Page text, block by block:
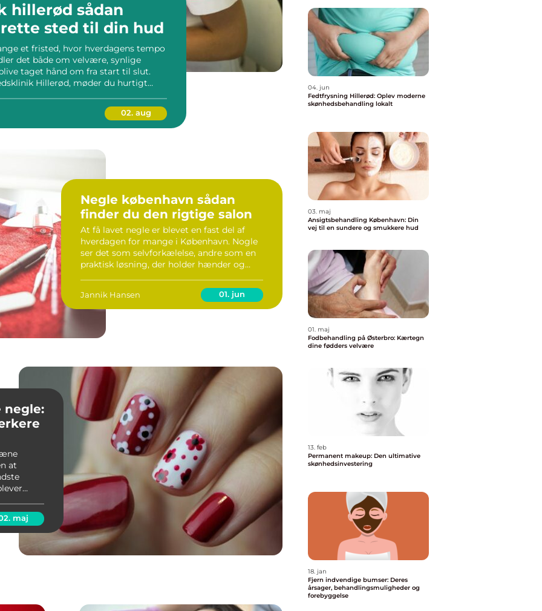
sådan
sted til din hud
et fristed, hvor hverdagens tempo
det både om velvære, synlige
taget hånd om fra start til slut.
Hillerød, møder du hurtigt
02. aug
Negle københavn sådan
finder du den rigtige salon
At få lavet negle er blevet en fast del af
hverdagen for mange i København. Nogle
ser det som selvforkælelse, andre som en
praktisk løsning, der holder hænder og
saloner er stort, og kvaliteten varierer, så
hvord...
Jannik Hansen 01. jun
negle:
at
maj
04. jun
Fedtfrysning Hillerød: Oplev moderne
skønhedsbehandling lokalt
03. maj
Ansigtsbehandling København: Din
vej til en sundere og smukkere hud
01. maj
Fodbehandling på Østerbro: Kærtegn
dine fødders velvære
13. feb
Permanent makeup: Den ultimative
skønhedsinvestering
18. jan
Fjern indvendige bumser: Deres
årsager, behandlingsmuligheder og
forebyggelse